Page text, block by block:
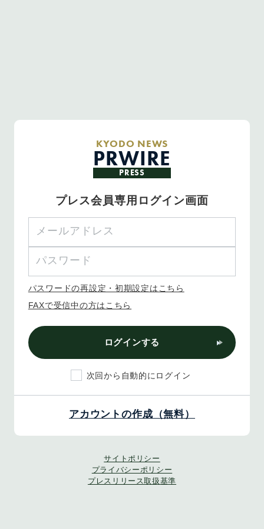
KYODO NEWS
PRWIRE
PRESS
プレス会員専用ログイン画面
パスワードの再設定・初期設定はこちら
FAXで受信中の方はこちら
ログインする
次回から自動的にログイン
アカウントの作成（無料）
サイトポリシー
プライバシーポリシー
プレスリリース取扱基準